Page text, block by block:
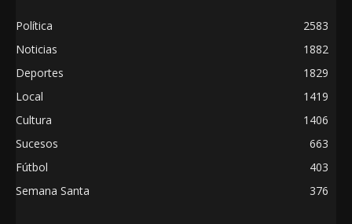
Política
2583
Noticias
1882
Deportes
1829
Local
1419
Cultura
1406
Sucesos
663
Fútbol
403
Semana Santa
376